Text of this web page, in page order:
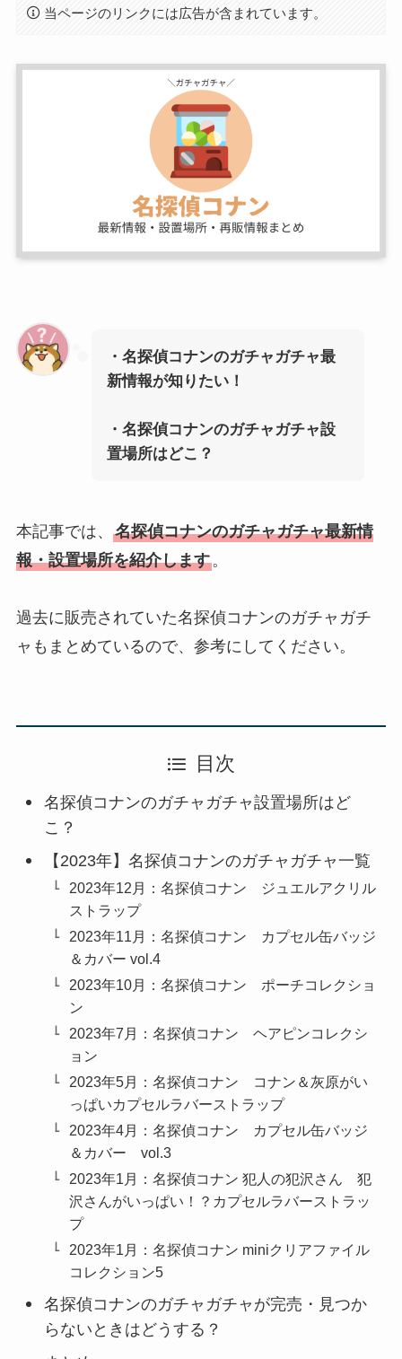
当ページのリンクには広告が含まれています。
・名探偵コナンのガチャガチャ最
新情報が知りたい！
・ 名探偵コナンのガチャガチャ設
置場所はどこ？
本記事では、 名探偵コナンのガチャガチャ最新情
報・設置場所を紹介します。
過去に販売されていた名探偵コナンのガチャガチ
ャもまとめているので、参考にしてください。
目次
名探偵コナンのガチャガチャ設置場所はど
こ？
【2023年】名探偵コナンのガチャガチャ一覧
2023年12月：名探偵コナン ジュエルアクリル
ストラップ
2023年11月：名探偵コナン カプセル缶バッジ
＆カバー vol.4
2023年10月：名探偵コナン ポーチコレクショ
ン
2023年7月：名探偵コナン ヘアピンコレクシ
ョン
2023年5月：名探偵コナン コナン＆灰原がい
っぱいカプセルラバーストラップ
2023年4月：名探偵コナン カプセル缶バッジ
＆カバー vol.3
2023年1月：名探偵コナン 犯人の犯沢さん 犯
沢さんがいっぱい！？カプセルラバーストラッ
プ
2023年1月：名探偵コナン miniクリアファイル
コレクション5
名探偵コナンのガチャガチャが完売・見つか
らないときはどうする？